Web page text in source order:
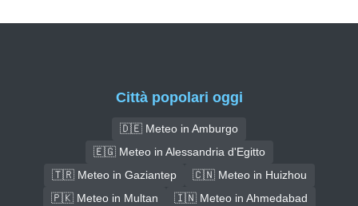
Città popolari oggi
🇩🇪 Meteo in Amburgo
🇪🇬 Meteo in Alessandria d'Egitto
🇹🇷 Meteo in Gaziantep
🇨🇳 Meteo in Huizhou
🇵🇰 Meteo in Multan
🇮🇳 Meteo in Ahmedabad